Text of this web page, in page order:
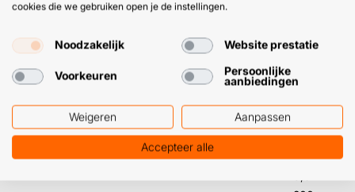
TX40,
160
180
TX40,
cookies die we gebruiken open je de instellingen.
Noodzakelijk Website prestatie
Voorkeuren
Persoonlijke
aanbiedingen
Weigeren Aanpassen
Accepteer alle